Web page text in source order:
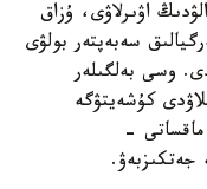
اۋىرلاۋى، ۇزاق
سەبەپتەر بولۋى
وسى بەلگىلەر
كۇشەيتۋگە
-
جەتكىزبەۋ.